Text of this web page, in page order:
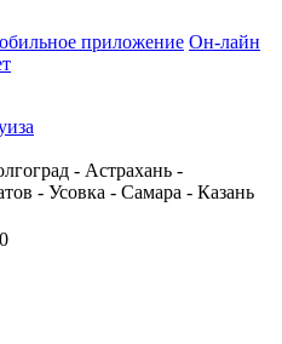
приложение Он-лайн
- Астрахань -
- Усовка - Самара - Казань